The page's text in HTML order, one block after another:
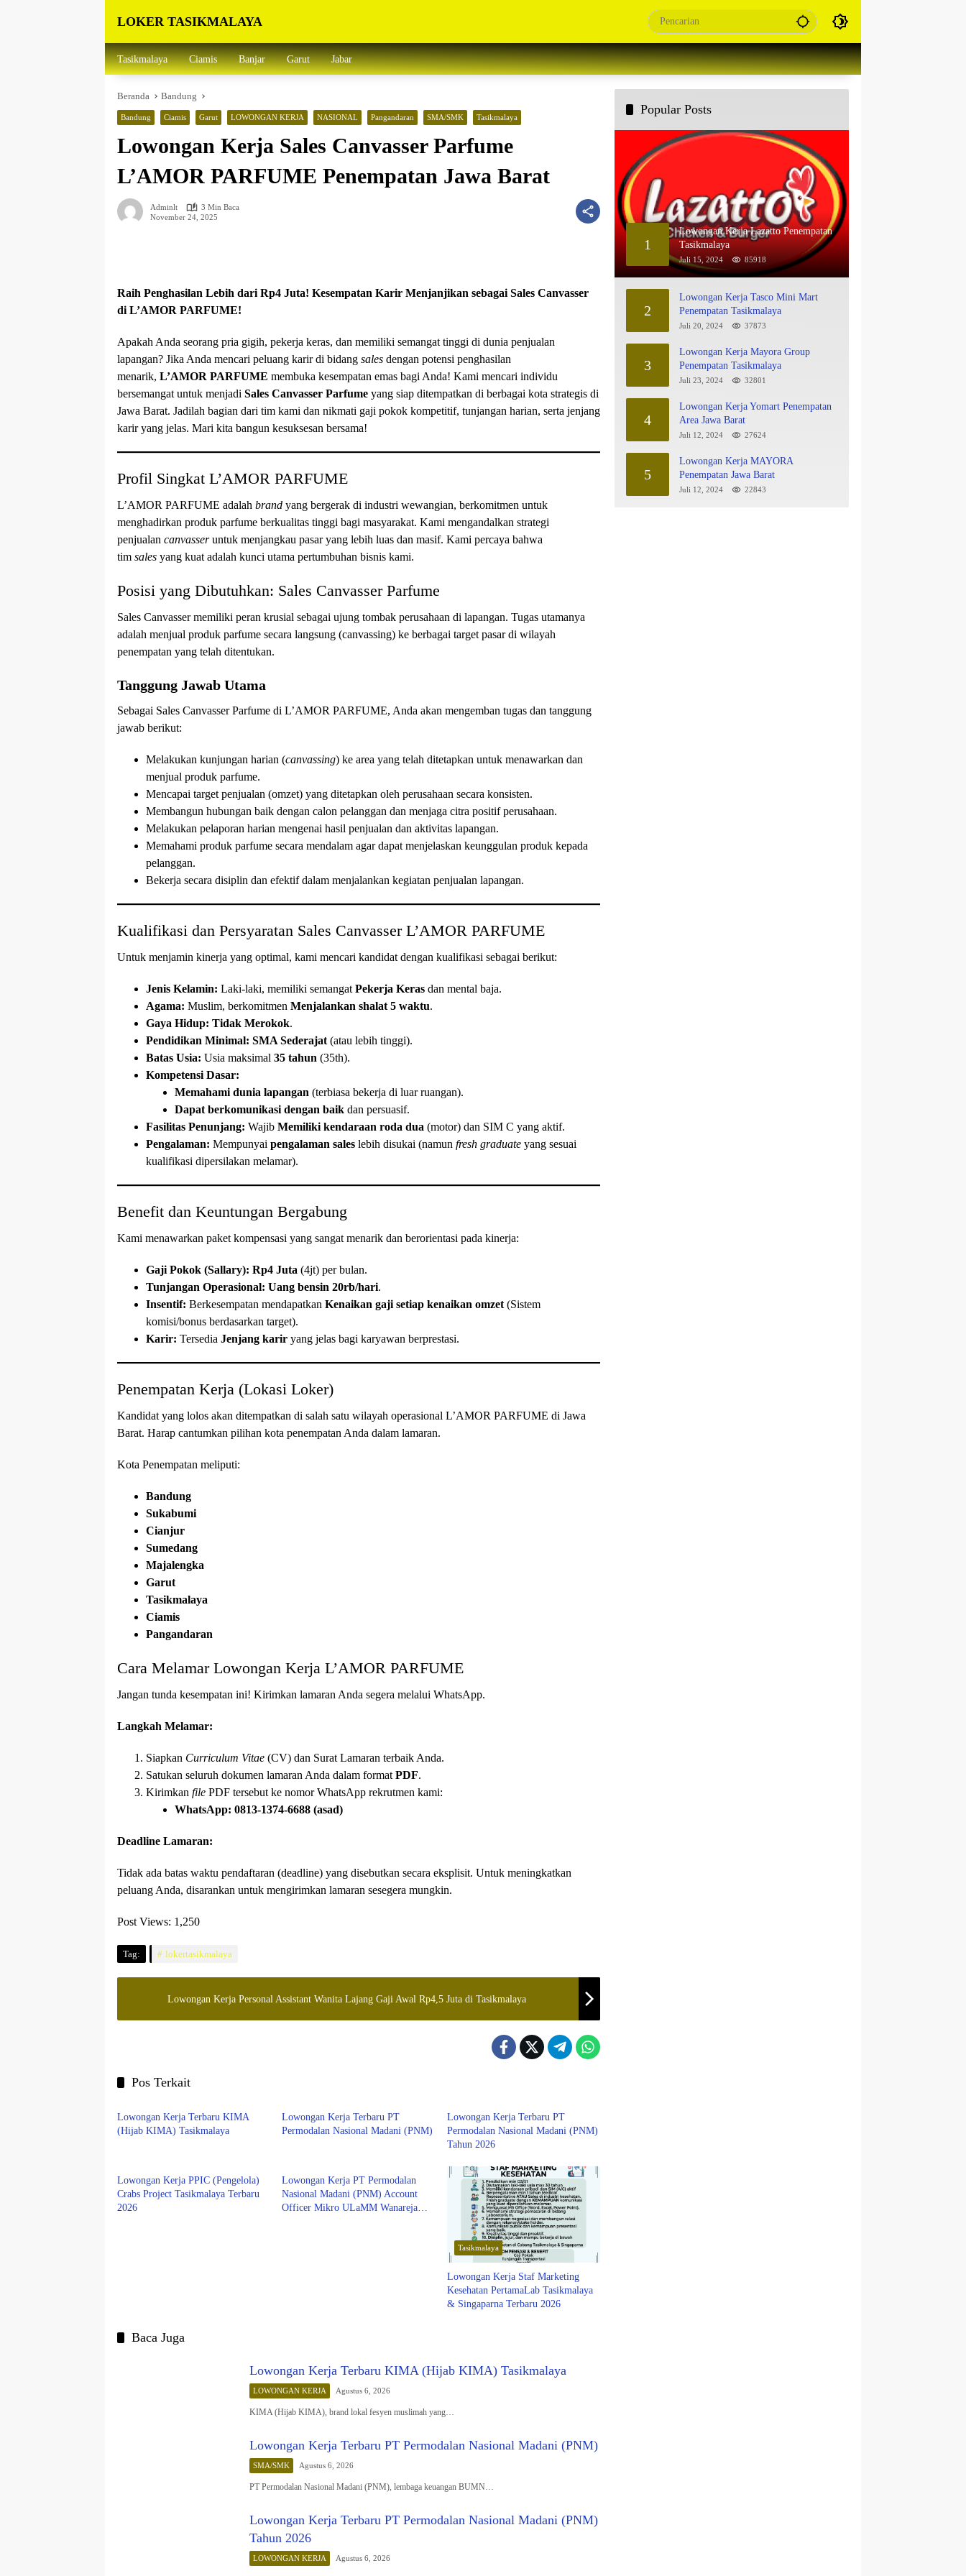
LOKER TASIKMALAYA
Lowongan
Kerja
dan
Sekitarna
Tasikmalaya Ciamis Banjar Garut Jabar
Beranda Bandung
Bandung Ciamis Garut LOWONGAN KERJA NASIONAL Pangandaran SMA/SMK Tasikmalaya
Lowongan Kerja Sales Canvasser Parfume
L’AMOR PARFUME Penempatan Jawa Barat
Adminlt
3 Min Baca
November 24, 2025
Raih Penghasilan Lebih dari Rp4 Juta! Kesempatan Karir Menjanjikan sebagai Sales Canvasser
di L’AMOR PARFUME!
Apakah Anda seorang pria gigih, pekerja keras, dan memiliki semangat tinggi di dunia penjualan
lapangan? Jika Anda mencari peluang karir di bidang sales dengan potensi penghasilan
menarik, L’AMOR PARFUME membuka kesempatan emas bagi Anda! Kami mencari individu
bersemangat untuk menjadi Sales Canvasser Parfume yang siap ditempatkan di berbagai kota strategis di
Jawa Barat. Jadilah bagian dari tim kami dan nikmati gaji pokok kompetitif, tunjangan harian, serta jenjang
karir yang jelas. Mari kita bangun kesuksesan bersama!
Profil Singkat L’AMOR PARFUME
L’AMOR PARFUME adalah brand yang bergerak di industri wewangian, berkomitmen untuk
menghadirkan produk parfume berkualitas tinggi bagi masyarakat. Kami mengandalkan strategi
penjualan canvasseruntuk menjangkau pasar yang lebih luas dan masif. Kami percaya bahwa
tim sales yang kuat adalah kunci utama pertumbuhan bisnis kami.
Posisi yang Dibutuhkan: Sales Canvasser Parfume
Sales Canvasser memiliki peran krusial sebagai ujung tombak perusahaan di lapangan. Tugas utamanya
adalah menjual produk parfume secara langsung (canvassing) ke berbagai target pasar di wilayah
penempatan yang telah ditentukan.
Tanggung Jawab Utama
Sebagai Sales Canvasser Parfume di L’AMOR PARFUME, Anda akan mengemban tugas dan tanggung
jawab berikut:
Melakukan kunjungan harian (canvassing) ke area yang telah ditetapkan untuk menawarkan dan
menjual produk parfume.
Mencapai target penjualan (omzet) yang ditetapkan oleh perusahaan secara konsisten.
Membangun hubungan baik dengan calon pelanggan dan menjaga citra positif perusahaan.
Melakukan pelaporan harian mengenai hasil penjualan dan aktivitas lapangan.
Memahami produk parfume secara mendalam agar dapat menjelaskan keunggulan produk kepada
pelanggan.
Bekerja secara disiplin dan efektif dalam menjalankan kegiatan penjualan lapangan.
Kualifikasi dan Persyaratan Sales Canvasser L’AMOR PARFUME
Untuk menjamin kinerja yang optimal, kami mencari kandidat dengan kualifikasi sebagai berikut:
Jenis Kelamin: Laki-laki, memiliki semangat Pekerja Keras dan mental baja.
Agama: Muslim, berkomitmen Menjalankan shalat 5 waktu.
Gaya Hidup: Tidak Merokok.
Pendidikan Minimal: SMA Sederajat (atau lebih tinggi).
Batas Usia: Usia maksimal 35 tahun (35th).
Kompetensi Dasar:
Memahami dunia lapangan (terbiasa bekerja di luar ruangan).
Dapat berkomunikasi dengan baik dan persuasif.
Fasilitas Penunjang: Wajib Memiliki kendaraan roda dua (motor) dan SIM C yang aktif.
Pengalaman: Mempunyai pengalaman sales lebih disukai (namun fresh graduate yang sesuai
kualifikasi dipersilakan melamar).
Benefit dan Keuntungan Bergabung
Kami menawarkan paket kompensasi yang sangat menarik dan berorientasi pada kinerja:
Gaji Pokok (Sallary): Rp4 Juta (4jt) per bulan.
Tunjangan Operasional: Uang bensin 20rb/hari.
Insentif: Berkesempatan mendapatkan Kenaikan gaji setiap kenaikan omzet (Sistem
komisi/bonus berdasarkan target).
Karir: Tersedia Jenjang karir yang jelas bagi karyawan berprestasi.
Penempatan Kerja (Lokasi Loker)
Kandidat yang lolos akan ditempatkan di salah satu wilayah operasional L’AMOR PARFUME di Jawa
Barat. Harap cantumkan pilihan kota penempatan Anda dalam lamaran.
Kota Penempatan meliputi:
Bandung
Sukabumi
Cianjur
Sumedang
Majalengka
Garut
Tasikmalaya
Ciamis
Pangandaran
Cara Melamar Lowongan Kerja L’AMOR PARFUME
Jangan tunda kesempatan ini! Kirimkan lamaran Anda segera melalui WhatsApp.
Langkah Melamar:
Siapkan Curriculum Vitae (CV) dan Surat Lamaran terbaik Anda.
Satukan seluruh dokumen lamaran Anda dalam format PDF.
Kirimkan file PDF tersebut ke nomor WhatsApp rekrutmen kami:
WhatsApp: 0813-1374-6688 (asad)
Deadline Lamaran:
Tidak ada batas waktu pendaftaran (deadline) yang disebutkan secara eksplisit. Untuk meningkatkan
peluang Anda, disarankan untuk mengirimkan lamaran sesegera mungkin.
Post Views: 1,250
Tag: lokertasikmalaya
Lowongan Kerja Personal Assistant Wanita Lajang Gaji Awal Rp4,5 Juta di Tasikmalaya
Pos Terkait
LOWONGAN KERJA
Lowongan Kerja Terbaru KIMA
(Hijab KIMA) Tasikmalaya
Lowongan Kerja Terbaru PT
Permodalan Nasional Madani (PNM)
Lowongan Kerja Terbaru PT
Permodalan Nasional Madani (PNM)
Tahun 2026
Lowongan Kerja PPIC (Pengelola)
Crabs Project Tasikmalaya Terbaru
2026
Lowongan Kerja PT Permodalan
Nasional Madani (PNM) Account
Officer Mikro ULaMM Wanareja
Tasikmalaya
Lowongan Kerja Staf Marketing
Kesehatan PertamaLab Tasikmalaya
& Singaparna Terbaru 2026
Baca Juga
Lowongan Kerja Terbaru KIMA (Hijab KIMA) Tasikmalaya
LOWONGAN KERJA Agustus 6, 2026
KIMA (Hijab KIMA), brand lokal fesyen muslimah yang…
Lowongan Kerja Terbaru PT Permodalan Nasional Madani (PNM)
SMA/SMK Agustus 6, 2026
PT Permodalan Nasional Madani (PNM), lembaga keuangan BUMN…
Lowongan Kerja Terbaru PT Permodalan Nasional Madani (PNM)
Tahun 2026
LOWONGAN KERJA Agustus 6, 2026
Popular Posts
1
Lowongan Kerja Lazatto Penempatan
Tasikmalaya
Juli 15, 2024 85918
2
Lowongan Kerja Tasco Mini Mart
Penempatan Tasikmalaya
Juli 20, 2024 37873
3
Lowongan Kerja Mayora Group
Penempatan Tasikmalaya
Juli 23, 2024 32801
4
Lowongan Kerja Yomart Penempatan
Area Jawa Barat
Juli 12, 2024 27624
5
Lowongan Kerja MAYORA
Penempatan Jawa Barat
Juli 12, 2024 22843